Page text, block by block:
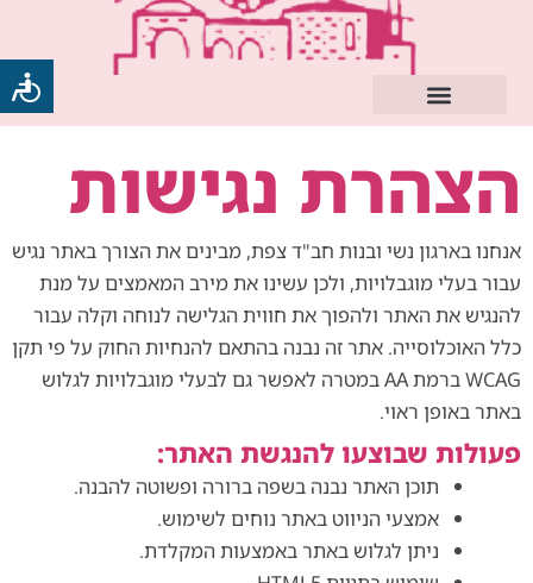
הצהרת נגישות
אנחנו בארגון נשי ובנות חב"ד צפת, מבינים את הצורך באתר נגיש
עבור בעלי מוגבלויות, ולכן עשינו את מירב המאמצים על מנת
להנגיש את האתר ולהפוך את חווית הגלישה לנוחה וקלה עבור
כלל האוכלוסייה. אתר זה נבנה בהתאם להנחיות החוק על פי תקן
WCAG ברמת AA במטרה לאפשר גם לבעלי מוגבלויות לגלוש
באתר באופן ראוי.
פעולות שבוצעו להנגשת האתר:
תוכן האתר נבנה בשפה ברורה ופשוטה להבנה.
אמצעי הניווט באתר נוחים לשימוש.
ניתן לגלוש באתר באמצעות המקלדת.